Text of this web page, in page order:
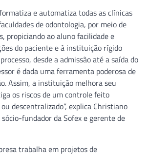
e automatiza todas as clínicas
de odontologia, por meio de
propiciando ao aluno facilidade e
do paciente e à instituição rígido
desde a admissão até a saída do
é dada uma ferramenta poderosa de
Assim, a instituição melhora seu
os riscos de um controle feito
descentralizado”, explica Christiano
fundador da Sofex e gerente de
trabalha em projetos de